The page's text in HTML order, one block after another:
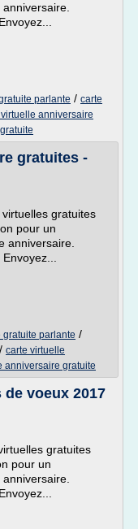
parlante / carte
anniversaire
gratuites -
gratuites
pour un
anniversaire.
parlante /
/ carte virtuelle
anniversaire gratuite
voeux 2017
gratuites
pour un